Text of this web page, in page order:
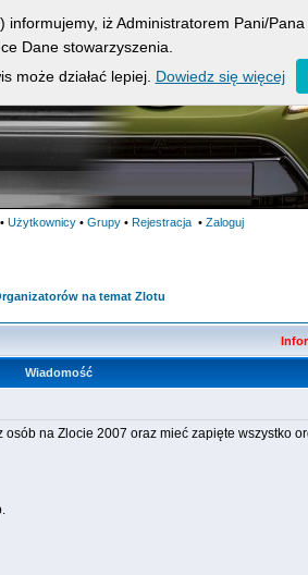
• Użytkownicy • Grupy • Rejestracja • Zaloguj
na temat Zlotu
Wiadomość
na Zlocie 2007 oraz mieć zapięte wszystko
iż Administratorem Pani/
Dane stowarzyszenia.
może działać lepiej. Dowiedz się więcej